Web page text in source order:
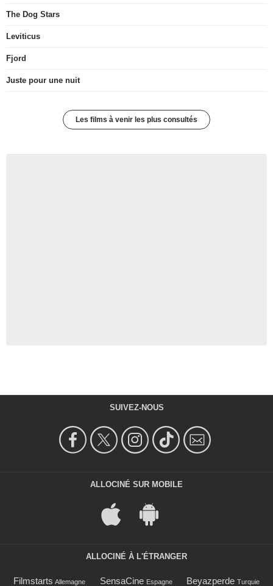
The Dog Stars
Leviticus
Fjord
Juste pour une nuit
Les films à venir les plus consultés
SUIVEZ-NOUS
ALLOCINÉ SUR MOBILE
ALLOCINÉ À L'ÉTRANGER
Filmstarts Allemagne SensaCine Espagne Beyazperde Turquie